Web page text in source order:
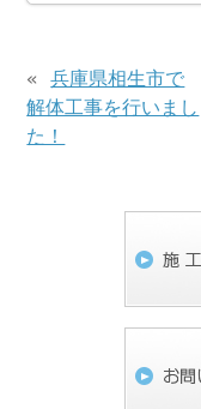
«兵庫県相生市で
解体工事を行いまし
た！